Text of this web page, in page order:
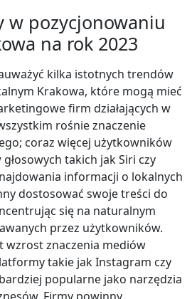
w pozycjonowaniu
na rok 2023
kilka istotnych trendów
Krakowa, które mogą mieć
firm działających w
rośnie znaczenie
coraz więcej użytkowników
takich jak Siri czy
informacji o lokalnych
dostosować swoje treści do
się na naturalnym
przez użytkowników.
wzrost znaczenia mediów
takie jak Instagram czy
popularne jako narzędzia